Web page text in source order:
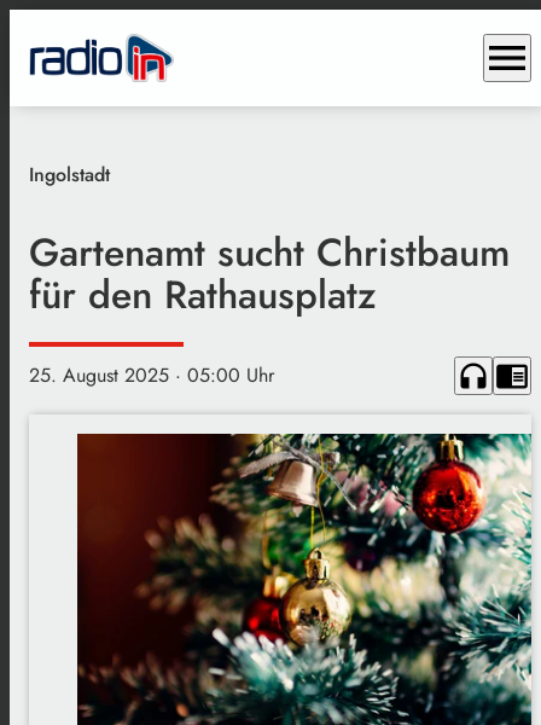
menu
Ingolstadt
Gartenamt sucht Christbaum
für den Rathausplatz
25. August 2025 · 05:00 Uhr headphones chrome_reader_mode